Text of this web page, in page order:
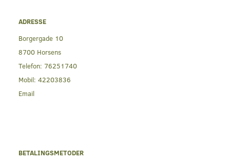
ADRESSE
Borgergade 10
8700 Horsens
Telefon: 76251740
Mobil: 42203836
Email
BETALINGSMETODER